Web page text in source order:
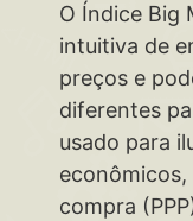
O Índice Big
intuitiva de
preços e
diferentes
usado para
compra